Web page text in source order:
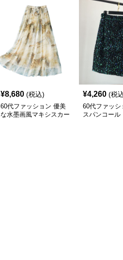
¥8,680 (税込)
60代ファッション 優美
な水墨画風マキシスカー
¥4,260 (税
60代ファッシ
スパンコール